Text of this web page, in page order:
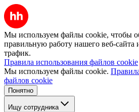
Мы используем файлы cookie, чтобы
правильную работу нашего веб-сайта
трафик.
Правила использования файлов cookie
Мы используем файлы cookie.
файлов cookie
Понятно
Ищу сотрудника